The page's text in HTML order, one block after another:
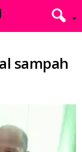
sampah